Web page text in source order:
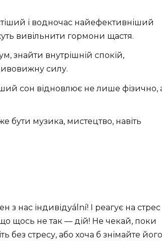
і водночас найефективніший
вивільнити гормони щастя.
знайти внутрішній спокій,
силу.
сон відновлює не лише фізично,
бути музика, мистецтво, навіть
з нас індивідуální! І реагує на стрес
щось не так — дій! Не чекай, поки
без стресу, або хоча б знімайте його